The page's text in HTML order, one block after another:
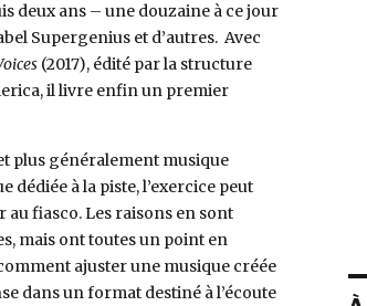
deux ans – une douzaine à ce jour
Supergenius et d’autres. Avec
(2017), édité par la structure
il livre enfin un premier
plus généralement musique
dédiée à la piste, l’exercice peut
au fiasco. Les raisons en sont
mais ont toutes un point en
ajuster une musique créée
dans un format destiné à l’écoute